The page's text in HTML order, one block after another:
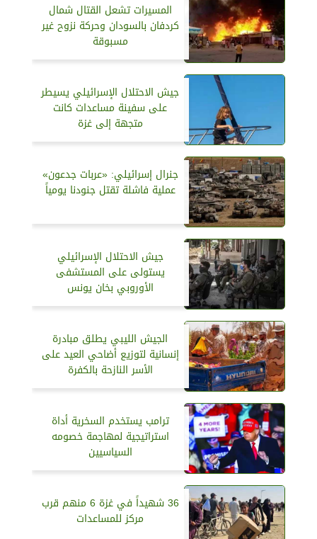
المسيرات تشعل القتال شمال
كردفان بالسودان وحركة نزوح غير
مسبوقة
جيش الاحتلال الإسرائيلي يسيطر
على سفينة مساعدات كانت
متجهة إلى غزة
جنرال إسرائيلي: «عربات جدعون»
عملية فاشلة تقتل جنودنا يومياً
جيش الاحتلال الإسرائيلي
يستولى على المستشفى
الأوروبي بخان يونس
الجيش الليبي يطلق مبادرة
إنسانية لتوزيع أضاحي العيد على
الأسر النازحة بالكفرة
ترامب يستخدم السخرية أداة
استراتيجية لمهاجمة خصومه
السياسيين
36 شهيداً في غزة 6 منهم قرب
مركز للمساعدات